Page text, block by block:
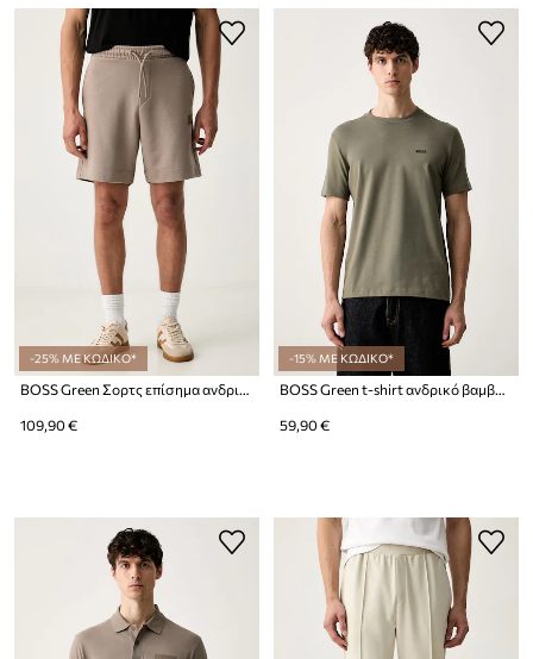
-25% ΜΕ ΚΩΔΙΚΟ*
BOSS Green Σορτς επίσημα ανδρικά με βαμβάκι JT_Shorts
109,90 €
-15% ΜΕ ΚΩΔΙΚΟ*
BOSS Green t-shirt ανδρικό βαμβακερό με ελαστάν Tee
59,90 €